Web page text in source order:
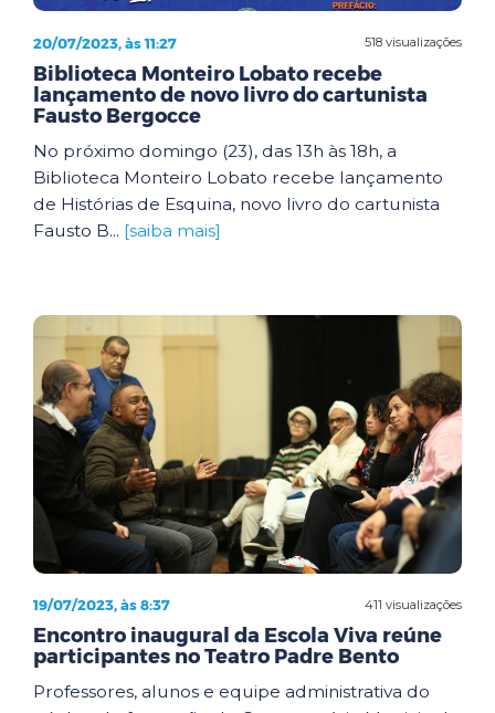
518 visualizações
20/07/2023, às 11:27
Biblioteca Monteiro Lobato recebe
lançamento de novo livro do cartunista
Fausto Bergocce
No próximo domingo (23), das 13h às 18h, a
Biblioteca Monteiro Lobato recebe lançamento
de Histórias de Esquina, novo livro do cartunista
Fausto B... [saiba mais]
411 visualizações
19/07/2023, às 8:37
Encontro inaugural da Escola Viva reúne
participantes no Teatro Padre Bento
Professores, alunos e equipe administrativa do